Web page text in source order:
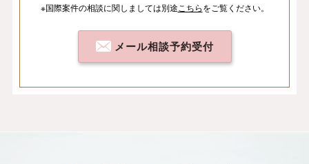
※国際案件の相談に関しましては別途 こちらをご覧ください。
メール相談予約受付